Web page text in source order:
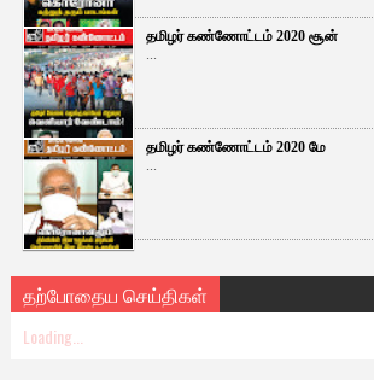
தமிழர் கண்ணோட்டம் 2020 சூன்
...
தமிழர் கண்ணோட்டம் 2020 மே
...
தற்போதைய செய்திகள்
Loading...